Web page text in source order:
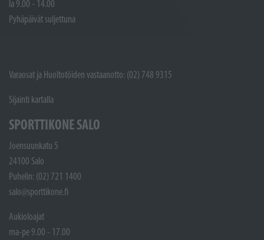
la 9.00 - 14.00
Pyhäpäivät suljettuna
Varaosat ja Huoltotöiden vastaanotto: (02) 748 9315
Sijainti kartalla
SPORTTIKONE SALO
Joensuunkatu 5
24100 Salo
Puhelin: (02) 721 1400
salo@sporttikone.fi
Aukioloajat
ma-pe 9.00 - 17.00